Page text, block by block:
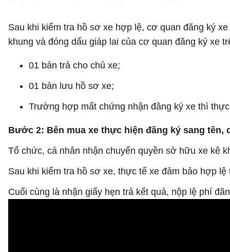
Sau khi kiểm tra hồ sơ xe hợp lệ, cơ quan đăng ký
khung và đóng dấu giáp lai của cơ quan đăng ký xe
01 bản trả cho chủ xe;
01 bản lưu hồ sơ xe;
Trường hợp mất chứng nhận đăng ký xe thì
Bước 2: Bên mua xe thực hiện đăng ký sang tên,
Tổ chức, cá nhân nhận chuyển quyền sở hữu xe kê
Sau khi kiểm tra hồ sơ xe, thực tế xe đảm bảo hợp
Cuối cùng là nhận giấy hẹn trả kết quả, nộp lệ phí